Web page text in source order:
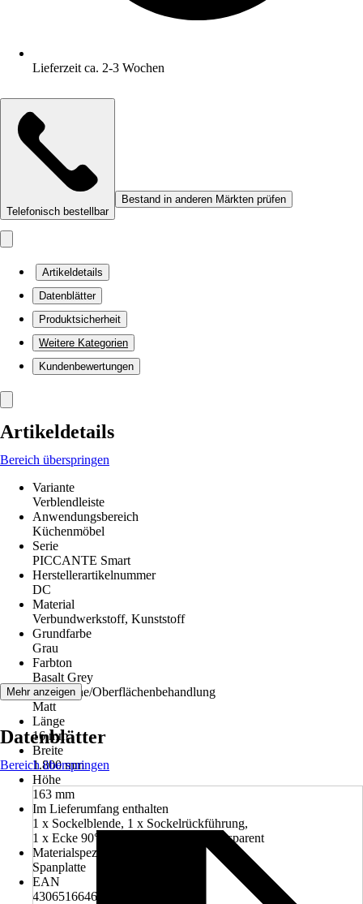
Lieferzeit ca. 2-3 Wochen
Telefonisch bestellbar
Bestand in anderen Märkten prüfen
Artikeldetails
Datenblätter
Produktsicherheit
Weitere Kategorien
Kundenbewertungen
Artikeldetails
Bereich überspringen
Variante
Verblendleiste
Anwendungsbereich
Küchenmöbel
Serie
PICCANTE Smart
Herstellerartikelnummer
DC
Material
Verbundwerkstoff, Kunststoff
Grundfarbe
Grau
Farbton
Basalt Grey
Oberfläche/Oberflächenbehandlung
Matt
Länge
16 mm
Breite
1.800 mm
Höhe
163 mm
Im Lieferumfang enthalten
1 x Sockelblende, 1 x Sockelrückführung,
1 x Ecke 90°,1 x Sockelverbinder transparent
Materialspezifizierung
Spanplatte
EAN
4306516646821
Mehr anzeigen
Datenblätter
Bereich überspringen